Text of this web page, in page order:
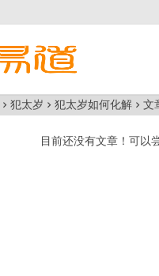
犯太岁 犯太岁如何化解 文
目前还没有文章！可以